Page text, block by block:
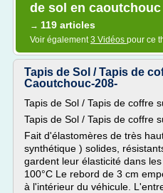
de sol en caoutchouc
→ 119 articles
Voir également3 Vidéos pour ce
Tapis de Sol / Tapis de
Caoutchouc-208-
Tapis de Sol / Tapis de coffre
Tapis de Sol / Tapis de coffre
Fait d'élastomères de très
synthétique ) solides,
gardent leur élasticité dans
100°C Le rebord de 3 cm
à l'intérieur du véhicule.